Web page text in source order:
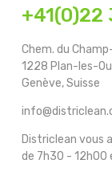
+41(0)22
Chem. du
1228 Plan-les-
Genève, Suisse
Districlean vous
de 7h30 - 12h00